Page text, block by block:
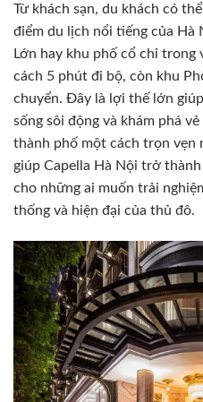
Từ khách sạn, du khách có
điểm du lịch nổi tiếng của
Lớn hay khu phố cổ chỉ
cách 5 phút đi bộ, còn khu
chuyển. Đây là lợi thế lớn
sống sôi động và khám phá
thành phố một cách trọn vẹn
giúp Capella Hà Nội trở
cho những ai muốn trải
thống và hiện đại của thủ đô.